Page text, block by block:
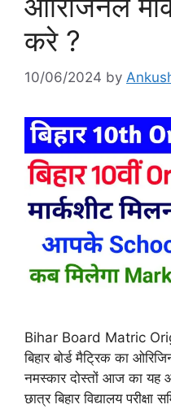
करे ?
10/06/2024 by
Bihar Board Matric
बिहार बोर्ड मैट्रिक का
नमस्कार दोस्तों आज का यह
छात्र बिहार विद्यालय